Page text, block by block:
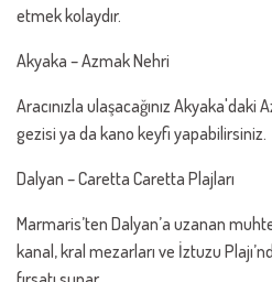
etmek kolaydır.
Akyaka – Azmak Nehri
Aracınızla ulaşacağınız Akyaka'daki
gezisi ya da kano keyfi yapabilirsiniz.
Dalyan – Caretta Caretta Plajları
Marmaris’ten Dalyan’a uzanan
kanal, kral mezarları ve İztuzu